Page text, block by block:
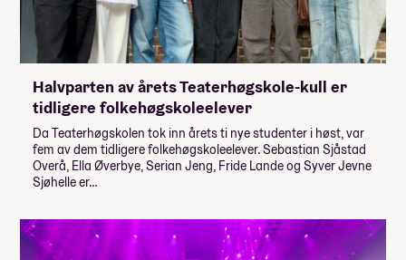
Halvparten av årets Teaterhøgskole-kull er
tidligere folkehøgskoleelever
Da Teaterhøgskolen tok inn årets ti nye studenter i høst, var
fem av dem tidligere folkehøgskoleelever. Sebastian Sjåstad
Overå, Ella Øverbye, Serian Jeng, Fride Lande og Syver Jevne
Sjøhelle er…